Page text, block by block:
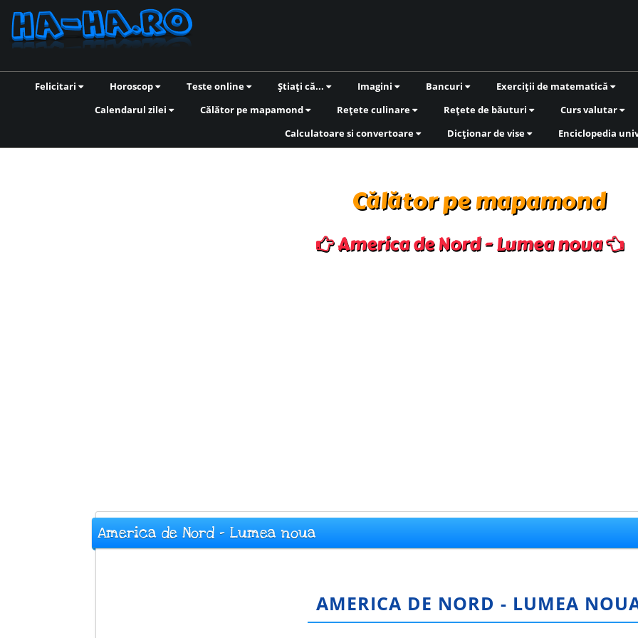
Felicitari Horoscop Teste online Știați că... Imagini Bancuri
Exerciții de matematică
Calendarul zilei
Călător pe mapamond Rețete culinare Rețete de băuturi
Curs valutar
Calculatoare si convertoare
Dicționar de vise Enciclopedia
Călător pe mapamond
America de Nord - Lumea noua
America de Nord - Lumea noua
AMERICA DE NORD - LUMEA